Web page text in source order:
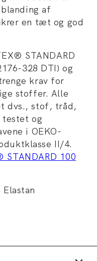
af
en tæt og god
STANDARD
328 DTI) og
krav for
stoffer. Alle
dvs., stof, tråd,
og
i OEKO-
II/4.
STANDARD 100
Elastan